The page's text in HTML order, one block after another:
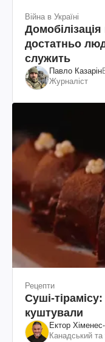
Війна в Україні
Домобілізація
достатньо
служить
Павло Казарін
Журналіст
Рецепти
Суші-
куштували
Ектор
Канадський